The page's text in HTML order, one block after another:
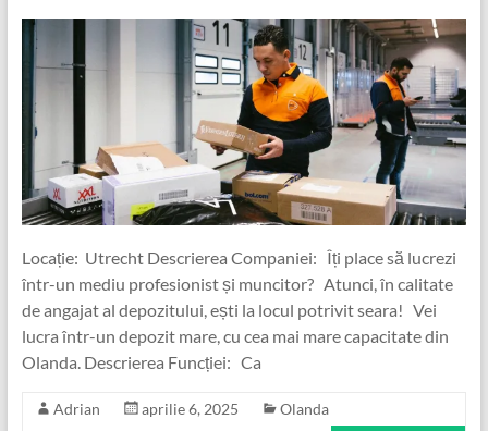
Locație: Utrecht Descrierea Companiei: Îți place să lucrezi
într-un mediu profesionist și muncitor? Atunci, în calitate
de angajat al depozitului, ești la locul potrivit seara! Vei
lucra într-un depozit mare, cu cea mai mare capacitate din
Olanda. Descrierea Funcției: Ca
Adrian aprilie 6, 2025
Olanda